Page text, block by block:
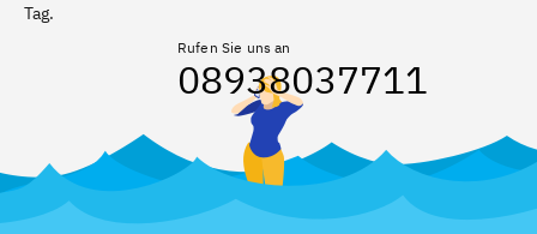
Tag.
Rufen Sie uns an
08938037711